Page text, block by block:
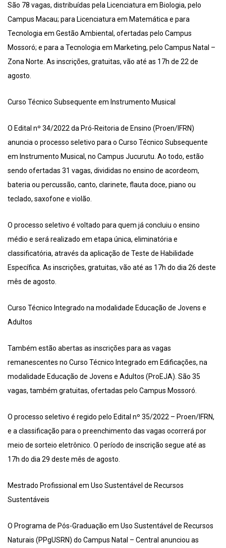
São 78 vagas, distribuídas pela Licenciatura em Biologia, pelo
Campus Macau; para Licenciatura em Matemática e para
Tecnologia em Gestão Ambiental, ofertadas pelo Campus
Mossoró; e para a Tecnologia em Marketing, pelo Campus Natal –
Zona Norte. As inscrições, gratuitas, vão até as 17h de 22 de
agosto.
Curso Técnico Subsequente em Instrumento Musical
O Edital nº 34/2022 da Pró-Reitoria de Ensino (Proen/IFRN)
anuncia o processo seletivo para o Curso Técnico Subsequente
em Instrumento Musical, no Campus Jucurutu. Ao todo, estão
sendo ofertadas 31 vagas, divididas no ensino de acordeom,
bateria ou percussão, canto, clarinete, flauta doce, piano ou
teclado, saxofone e violão.
O processo seletivo é voltado para quem já concluiu o ensino
médio e será realizado em etapa única, eliminatória e
classificatória, através da aplicação de Teste de Habilidade
Específica. As inscrições, gratuitas, vão até as 17h do dia 26 deste
mês de agosto.
Curso Técnico Integrado na modalidade Educação de Jovens e
Adultos
Também estão abertas as inscrições para as vagas
remanescentes no Curso Técnico Integrado em Edificações, na
modalidade Educação de Jovens e Adultos (ProEJA). São 35
vagas, também gratuitas, ofertadas pelo Campus Mossoró.
O processo seletivo é regido pelo Edital nº 35/2022 – Proen/IFRN,
e a classificação para o preenchimento das vagas ocorrerá por
meio de sorteio eletrônico. O período de inscrição segue até as
17h do dia 29 deste mês de agosto.
Mestrado Profissional em Uso Sustentável de Recursos
Sustentáveis
O Programa de Pós-Graduação em Uso Sustentável de Recursos
Naturais (PPgUSRN) do Campus Natal – Central anunciou as